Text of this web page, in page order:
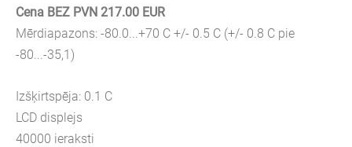
Cena BEZ PVN 217.00 EUR
Mērdiapazons: -80.0...+70 C +/- 0.5 C (+/- 0.8 C pie
-80...-35,1)
Izšķirtspēja: 0.1 C
LCD displejs
40000 ieraksti